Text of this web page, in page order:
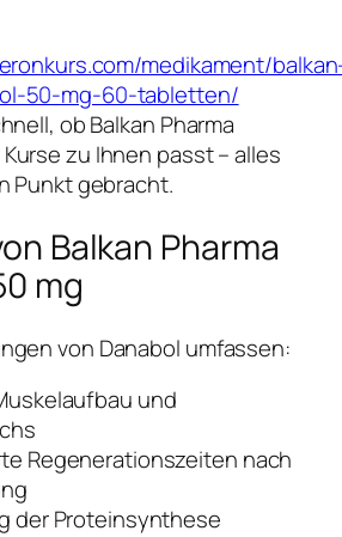
medikament/
50-mg-60-tabletten/
ob Balkan Pharma
zu Ihnen passt – alles
Punkt gebracht.
Balkan Pharma
mg
von Danabol umfassen:
und
Regenerationszeiten nach
der Proteinsynthese